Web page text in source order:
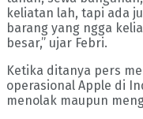
keliatan lah, tapi ada
barang yang ngga
besar,” ujar Febri.
Ketika ditanya pers
operasional Apple di
menolak maupun